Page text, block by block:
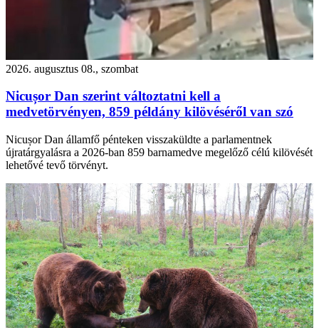
2026. augusztus 08., szombat
Nicușor Dan szerint változtatni kell a
medvetörvényen, 859 példány kilövéséről van szó
Nicușor Dan államfő pénteken visszaküldte a parlamentnek
újratárgyalásra a 2026-ban 859 barnamedve megelőző célú kilövését
lehetővé tevő törvényt.